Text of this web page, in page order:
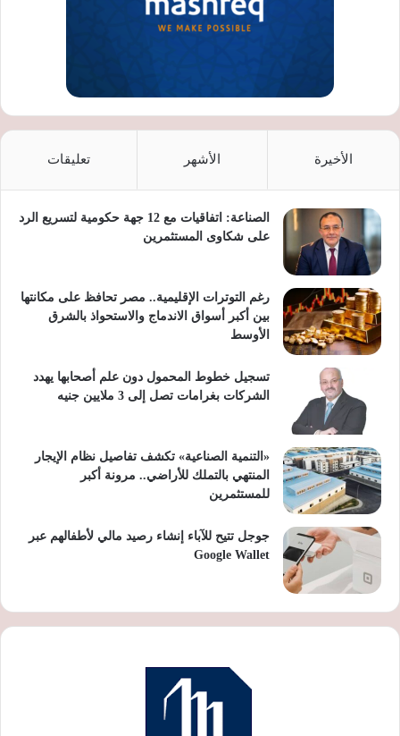
الأخيرة الأشهر تعليقات
الصناعة: اتفاقيات مع 12 جهة حكومية لتسريع الرد
على شكاوى المستثمرين
رغم التوترات الإقليمية.. مصر تحافظ على مكانتها
بين أكبر أسواق الاندماج والاستحواذ بالشرق
الأوسط
تسجيل خطوط المحمول دون علم أصحابها يهدد
الشركات بغرامات تصل إلى 3 ملايين جنيه
«التنمية الصناعية» تكشف تفاصيل نظام الإيجار
المنتهي بالتملك للأراضي.. مرونة أكبر
للمستثمرين
جوجل تتيح للآباء إنشاء رصيد مالي لأطفالهم عبر
Google Wallet